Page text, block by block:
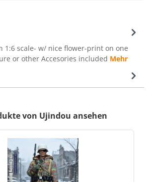
1:6 scale- w/ nice flower-print on one
or other Accesories included Mehr
von Ujindou ansehen